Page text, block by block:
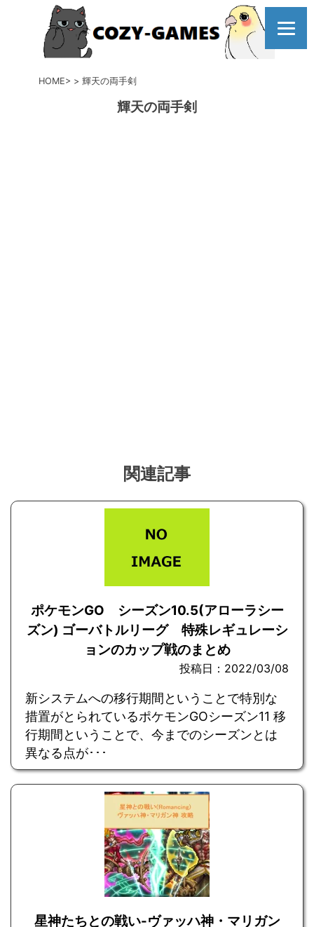
HOME 輝天の両手剣
輝天の両手剣
関連記事
ポケモンGO シーズン10.5(アローラシー
ズン) ゴーバトルリーグ 特殊レギュレーシ
ョンのカップ戦のまとめ
投稿日：2022/03/08
新システムへの移行期間ということで特別な
措置がとられているポケモンGOシーズン11 移
行期間ということで、今までのシーズンとは
異なる点が･･･
星神たちとの戦い-ヴァッハ神・マリガン